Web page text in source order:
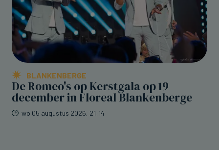
BLANKENBERGE
De Romeo's op Kerstgala op 19
december in Floreal Blankenberge
wo 05 augustus 2026, 21:14